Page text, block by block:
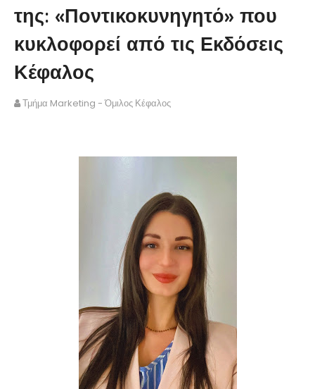
της: «Ποντικοκυνηγητό» που
κυκλοφορεί από τις Εκδόσεις
Κέφαλος
Τμήμα Marketing - Όμιλος Κέφαλος